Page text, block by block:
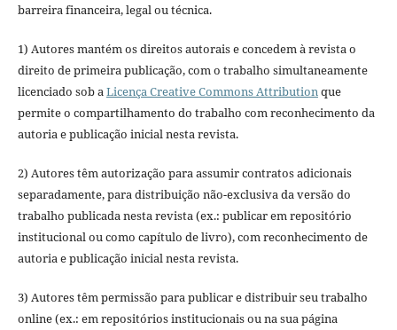
barreira financeira, legal ou técnica.
1) Autores mantém os direitos autorais e concedem à revista o
direito de primeira publicação, com o trabalho simultaneamente
licenciado sob aLicença Creative Commons Attributionque
permite o compartilhamento do trabalho com reconhecimento da
autoria e publicação inicial nesta revista.
2) Autores têm autorização para assumir contratos adicionais
separadamente, para distribuição não-exclusiva da versão do
trabalho publicada nesta revista (ex.: publicar em repositório
institucional ou como capítulo de livro), com reconhecimento de
autoria e publicação inicial nesta revista.
3) Autores têm permissão para publicar e distribuir seu trabalho
online (ex.: em repositórios institucionais ou na sua página